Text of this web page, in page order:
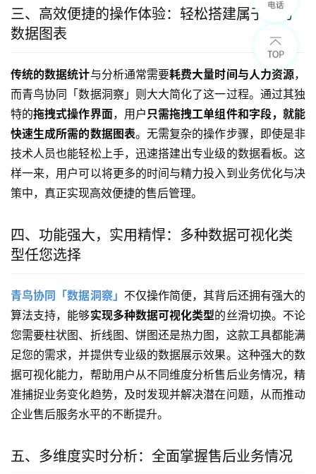
三、高效便捷的操作体验：轻松搭建属于您的
数据图表
传统的数据统计与分析通常需要耗费大量时间与人力资源，
而青鸟协同「数据洞察」则大大简化了这一过程。通过其独
特的拖拽式操作界面，用户只需拖拽工单组件和字段，就能
快速生成所需的数据图表。无需复杂的操作步骤，即使是非
技术人员也能轻松上手，迅速搭建出专业级的数据看板。这
样一来，用户可以将更多的时间与精力投入到业务优化与决
策中，真正实现高效便捷的售后管理。
四、功能强大，实用精悍：多种数据可视化类
型任您选择
青鸟协同「数据洞察」 不仅操作简便，其背后还拥有强大的
算法支持，能够实现多种数据可视化类型的丝滑切换。不论
您需要柱状图、折线图、饼图还是热力图，这款工具都能满
足您的需求，并提供专业级的数据展示效果。这种强大的数
据可视化能力，帮助用户从不同维度分析售后业务情况，精
准捕捉业务变化趋势，及时发现并解决潜在问题，从而推动
企业售后服务水平的不断提升。
五、多维度实时分析：全面掌握售后业务情况